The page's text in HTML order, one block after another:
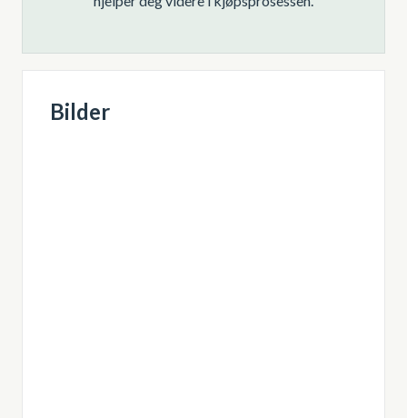
Bilder